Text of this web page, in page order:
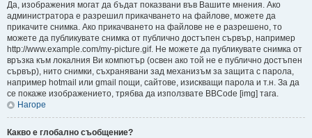
Да, изображения могат да бъдат показвани във Вашите мнения. Ако
администратора е разрешил прикачването на файлове, можете да
прикачите снимка. Ако прикачването на файлове не е разрешено, то
можете да публикувате снимка от публично достъпен сървър, например
http://www.example.com/my-picture.gif. Не можете да публикувате снимка от
връзка към локалния Ви компютър (освен ако той не е публично достъпен
сървър), нито снимки, съхранявани зад механизъм за защита с парола,
например hotmail или gmail пощи, сайтове, изискващи парола и т.н. За да
се покаже изображението, трябва да използвате BBCode [img] тага.
Нагоре
Какво е глобално съобщение?